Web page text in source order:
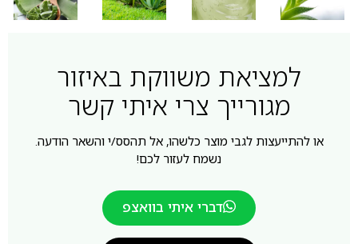
למציאת משווקת באיזור
מגורייך צרי איתי קשר
או להתייעצות לגבי מוצר כלשהו, אל תהסס/י והשאר הודעה.
נשמח לעזור לכם!
דברי איתי בוואצפ